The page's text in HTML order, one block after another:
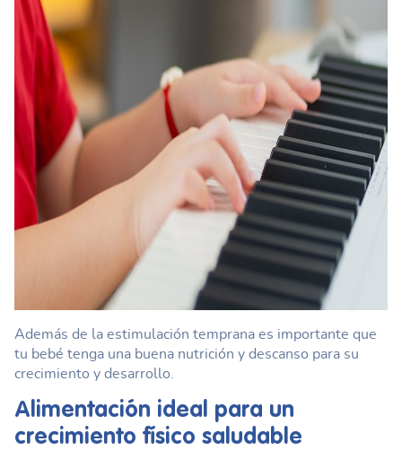
Además de la estimulación temprana es importante que
tu bebé tenga una buena nutrición y descanso para su
crecimiento y desarrollo.
Alimentación ideal para un
crecimiento físico saludable